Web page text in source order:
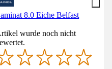
8.0 Eiche Belfast
wurde noch nicht